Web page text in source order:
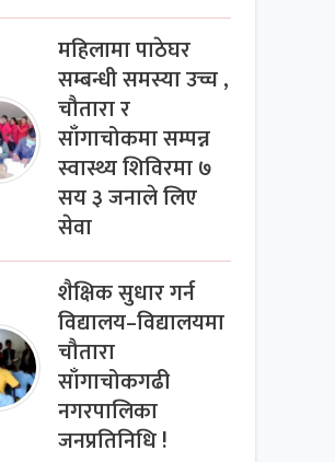
महिलामा पाठेघर
सम्बन्धी समस्या उच्च ,
चौतारा र
साँगाचोकमा सम्पन्न
स्वास्थ्य शिविरमा ७
सय ३ जनाले लिए
सेवा
शैक्षिक सुधार गर्न
विद्यालय–विद्यालयमा
चौतारा
साँगाचोकगढी
नगरपालिका
जनप्रतिनिधि !